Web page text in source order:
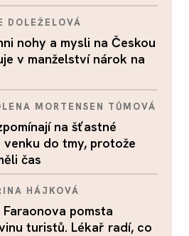
DOLEŽELOVÁ
nohy a mysli na Českou
v manželství nárok na
MORTENSEN TŮMOVÁ
na šťastné
do tmy, protože
čas
HÁJKOVÁ
Faraonova pomsta
turistů. Lékař radí, co